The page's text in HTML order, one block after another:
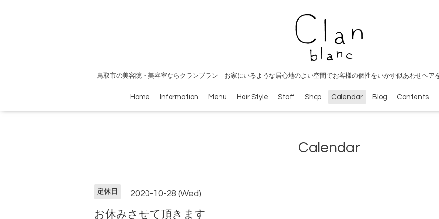
鳥取市の美容院・美容室ならクランブラン お家にいるような居心地のよい空間でお客様の個性をいかす似あわせヘア
Home Information Menu Hair Style Staff Shop Calendar Blog Contents
Calendar
定休日 2020-10-28 (Wed)
お休みさせて頂きます